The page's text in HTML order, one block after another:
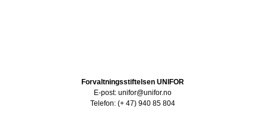
Forvaltningsstiftelsen UNIFOR
E-post: unifor@unifor.no
Telefon: (+ 47) 940 85 804